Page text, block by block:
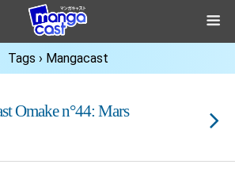
Tags › Mangacast
Omake n°44: Mars